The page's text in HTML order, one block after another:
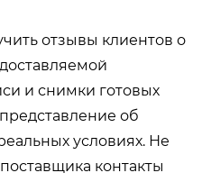
отзывы клиентов о
и снимки готовых
об
условиях. Не
контакты